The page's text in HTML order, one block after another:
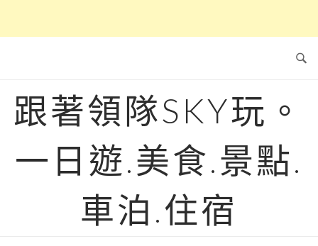
跟著領隊SKY玩。
一日遊.美食.景點.
車泊.住宿